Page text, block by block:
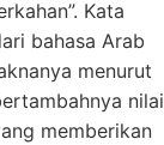
Kata
bahasa Arab
menurut
nilai
memberikan